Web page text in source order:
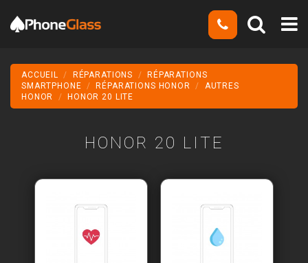
ACCUEIL RÉPARATIONS
RÉPARATIONS
SMARTPHONE
RÉPARATIONS HONOR
AUTRES
HONOR
HONOR 20 LITE
HONOR 20 LITE